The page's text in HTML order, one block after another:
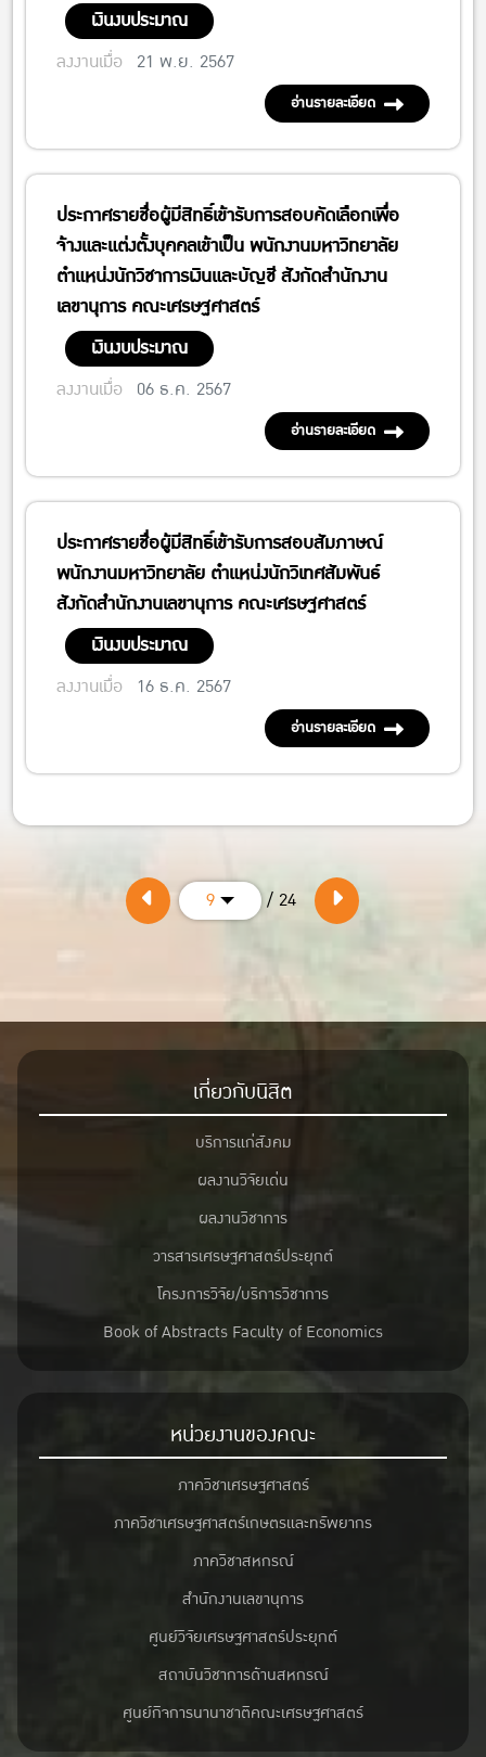
เงินงบประมาณ
ลงงานเมื่อ 21 พ.ย. 2567
อ่านรายละเอียด
ประกาศรายชื่อผู้มีสิทธิ์เข้ารับการสอบคัดเลือกเพื่อ
จ้างและแต่งตั้งบุคคลเข้าเป็น พนักงานมหาวิทยาลัย
ตำแหน่งนักวิชาการเงินและบัญชี สังกัดสำนักงาน
เลขานุการ คณะเศรษฐศาสตร์
เงินงบประมาณ
ลงงานเมื่อ 06 ธ.ค. 2567
อ่านรายละเอียด
ประกาศรายชื่อผู้มีสิทธิ์เข้ารับการสอบสัมภาษณ์
พนักงานมหาวิทยาลัย ตำแหน่งนักวิเทศสัมพันธ์
สังกัดสำนักงานเลขานุการ คณะเศรษฐศาสตร์
เงินงบประมาณ
ลงงานเมื่อ 16 ธ.ค. 2567
อ่านรายละเอียด
9 / 24
เกี่ยวกับนิสิต
บริการแก่สังคม
ผลงานวิจัยเด่น
ผลงานวิชาการ
วารสารเศรษฐศาสตร์ประยุกต์
โครงการวิจัย/บริการวิชาการ
Book of Abstracts Faculty of Economics
หน่วยงานของคณะ
ภาควิชาเศรษฐศาสตร์
ภาควิชาเศรษฐศาสตร์เกษตรและทรัพยากร
ภาควิชาสหกรณ์
สำนักงานเลขานุการ
ศูนย์วิจัยเศรษฐศาสตร์ประยุกต์
สถาบันวิชาการด้านสหกรณ์
ศูนย์กิจการนานาชาติคณะเศรษฐศาสตร์